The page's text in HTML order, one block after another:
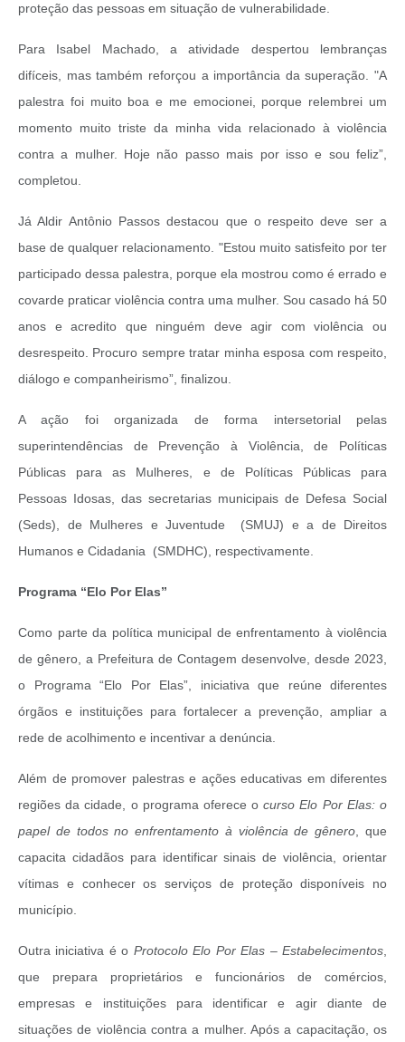
proteção das pessoas em situação de vulnerabilidade.
Para Isabel Machado, a atividade despertou lembranças
difíceis, mas também reforçou a importância da superação. "A
palestra foi muito boa e me emocionei, porque relembrei um
momento muito triste da minha vida relacionado à violência
contra a mulher. Hoje não passo mais por isso e sou feliz”,
completou.
Já Aldir Antônio Passos destacou que o respeito deve ser a
base de qualquer relacionamento. "Estou muito satisfeito por ter
participado dessa palestra, porque ela mostrou como é errado e
covarde praticar violência contra uma mulher. Sou casado há 50
anos e acredito que ninguém deve agir com violência ou
desrespeito. Procuro sempre tratar minha esposa com respeito,
diálogo e companheirismo”, finalizou.
A ação foi organizada de forma intersetorial pelas
superintendências de Prevenção à Violência, de Políticas
Públicas para as Mulheres, e de Políticas Públicas para
Pessoas Idosas, das secretarias municipais de Defesa Social
(Seds), de Mulheres e Juventude (SMUJ) e a de Direitos
Humanos e Cidadania (SMDHC), respectivamente.
Programa “Elo Por Elas”
Como parte da política municipal de enfrentamento à violência
de gênero, a Prefeitura de Contagem desenvolve, desde 2023,
o Programa “Elo Por Elas”, iniciativa que reúne diferentes
órgãos e instituições para fortalecer a prevenção, ampliar a
rede de acolhimento e incentivar a denúncia.
Além de promover palestras e ações educativas em diferentes
regiões da cidade, o programa oferece ocurso Elo Por Elas: o
papel de todos no enfrentamento à violência de gênero , que
capacita cidadãos para identificar sinais de violência, orientar
vítimas e conhecer os serviços de proteção disponíveis no
município.
Outra iniciativa é o Protocolo Elo Por Elas – Estabelecimentos
que prepara proprietários e funcionários de comércios,
empresas e instituições para identificar e agir diante de
situações de violência contra a mulher. Após a capacitação, os